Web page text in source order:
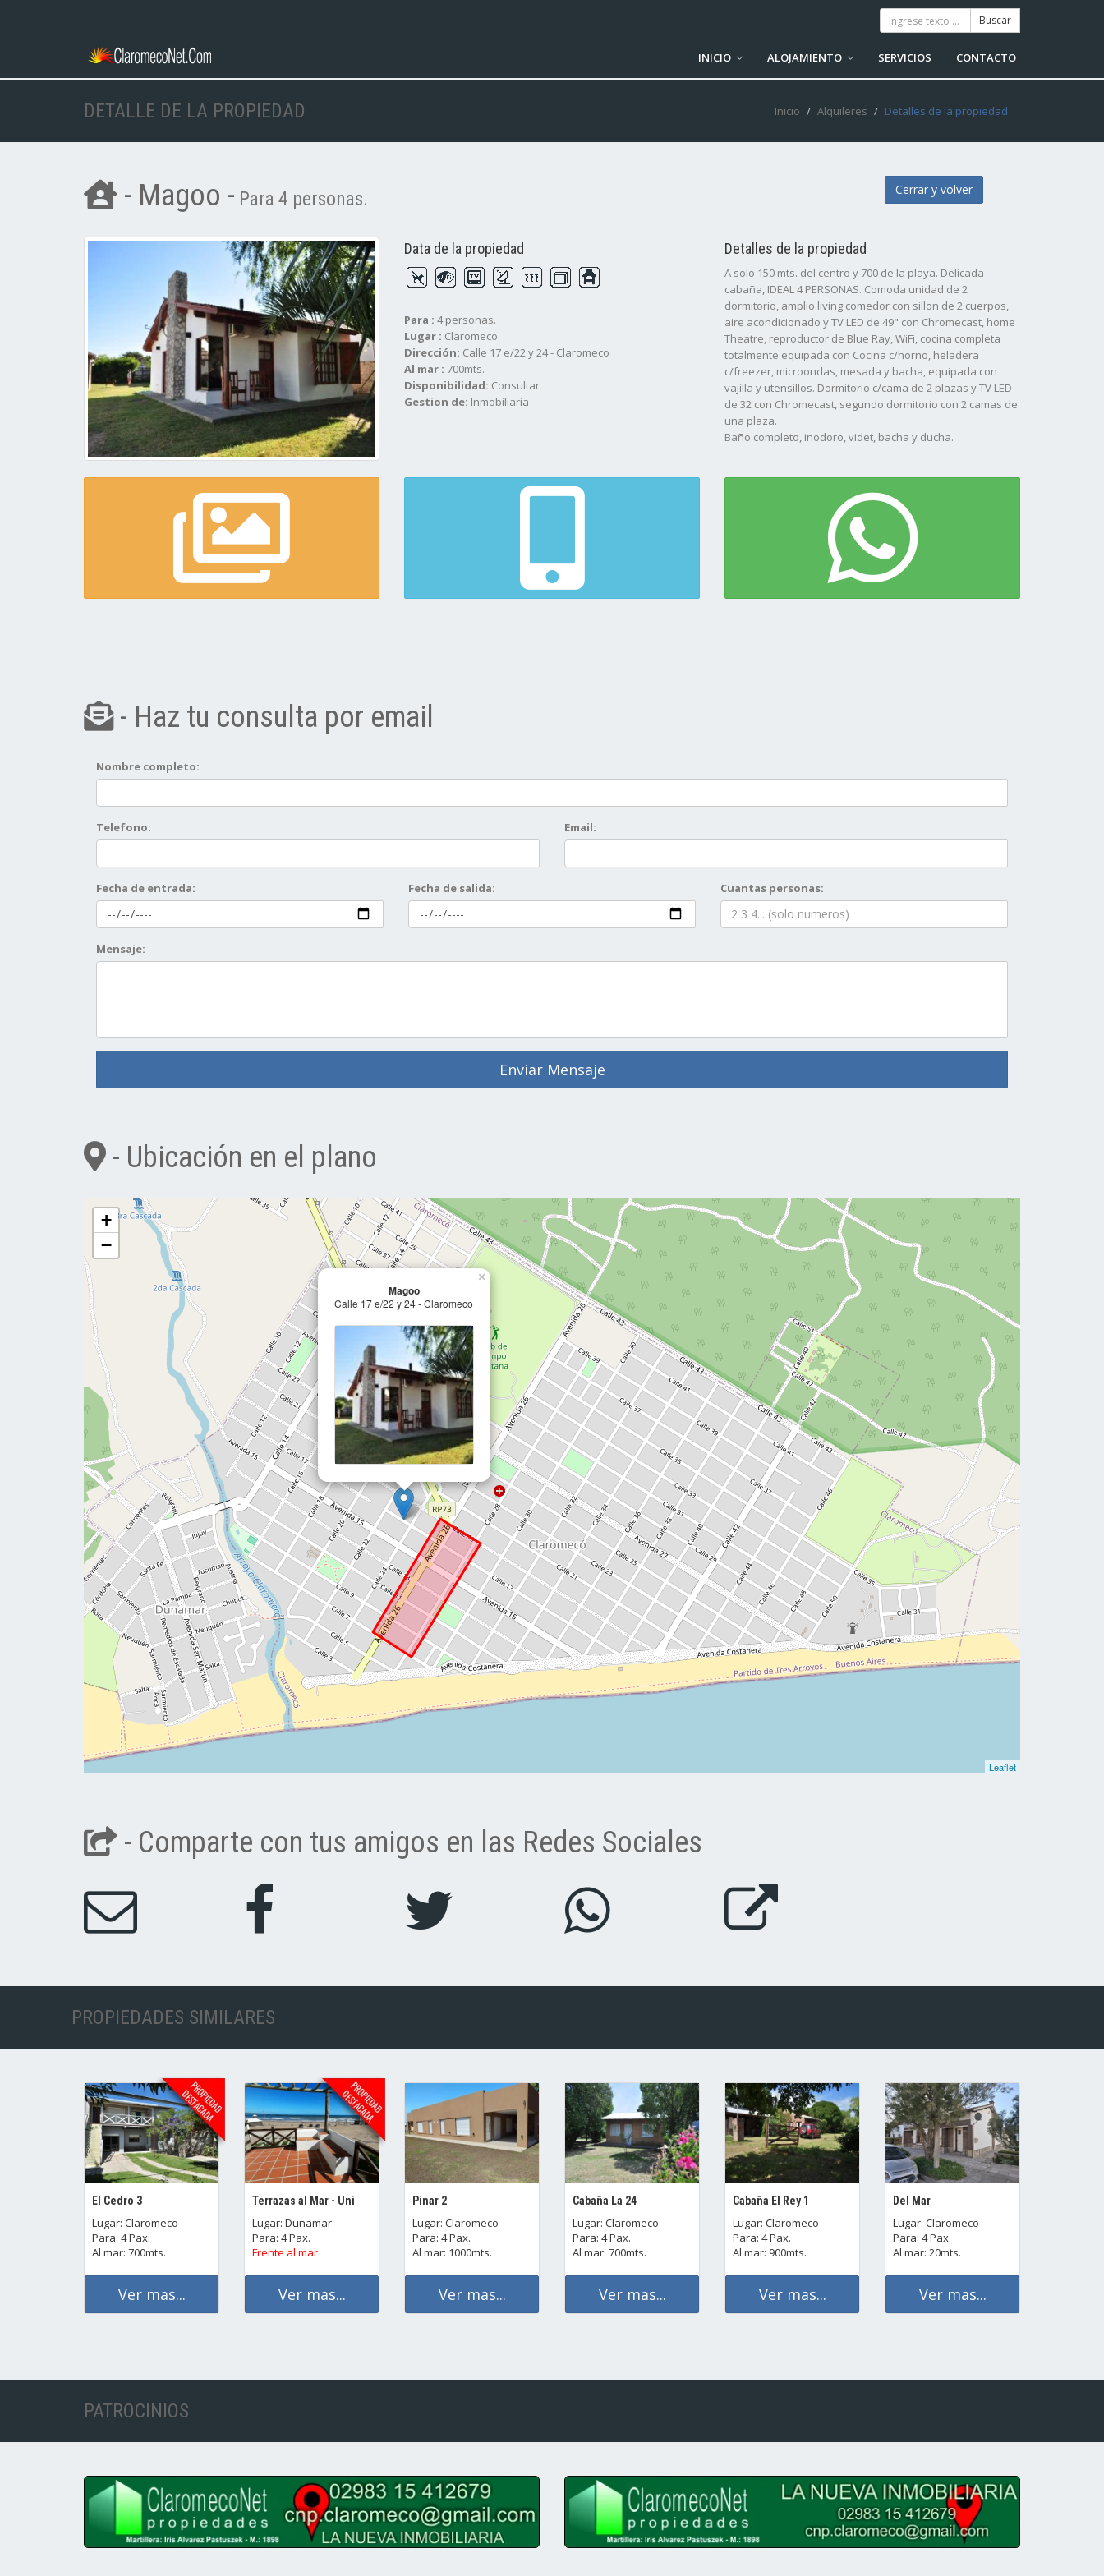
INICIO ALOJAMIENTO SERVICIOS CONTACTO
DETALLE DE LA PROPIEDAD Inicio Alquileres Detalles de la propiedad
- Magoo - Para 4 personas. Cerrar y volver
Data de la propiedad
Para : 4 personas.
Lugar : Claromeco
Dirección: Calle 17 e/22 y 24 - Claromeco
Al mar : 700mts.
Disponibilidad: Consultar
Gestion de: Inmobiliaria
Detalles de la propiedad
A solo 150 mts. del centro y 700 de la playa. Delicada
cabaña, IDEAL 4 PERSONAS. Comoda unidad de 2
dormitorio, amplio living comedor con sillon de 2 cuerpos,
aire acondicionado y TV LED de 49" con Chromecast, home
Theatre, reproductor de Blue Ray, WiFi, cocina completa
totalmente equipada con Cocina c/horno, heladera
c/freezer, microondas, mesada y bacha, equipada con
vajilla y utensillos. Dormitorio c/cama de 2 plazas y TV LED
de 32 con Chromecast, segundo dormitorio con 2 camas de
una plaza.
Baño completo, inodoro, videt, bacha y ducha.
- Haz tu consulta por email
Nombre completo:
Telefono: Email:
Fecha de entrada: Fecha de salida: Cuantas personas:
Mensaje:
Enviar Mensaje
- Ubicación en el plano
Magoo
Calle 17 e/22 y 24 - Claromeco
×
+
−
Leaflet
- Comparte con tus amigos en las Redes Sociales
PROPIEDADES SIMILARES
El Cedro 3
Lugar: Claromeco
Para: 4 Pax.
Al mar: 700mts.
Ver mas...
Terrazas al Mar - Uni
Lugar: Dunamar
Para: 4 Pax.
Frente al mar
Ver mas...
Pinar 2
Lugar: Claromeco
Para: 4 Pax.
Al mar: 1000mts.
Ver mas...
Cabaña La 24
Lugar: Claromeco
Para: 4 Pax.
Al mar: 700mts.
Ver mas...
Cabaña El Rey 1
Lugar: Claromeco
Para: 4 Pax.
Al mar: 900mts.
Ver mas...
Del Mar
Lugar: Claromeco
Para: 4 Pax.
Al mar: 20mts.
Ver mas...
PATROCINIOS